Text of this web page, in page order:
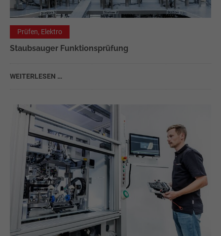
Prüfen, Elektro
Staubsauger Funktionsprüfung
WEITERLESEN …